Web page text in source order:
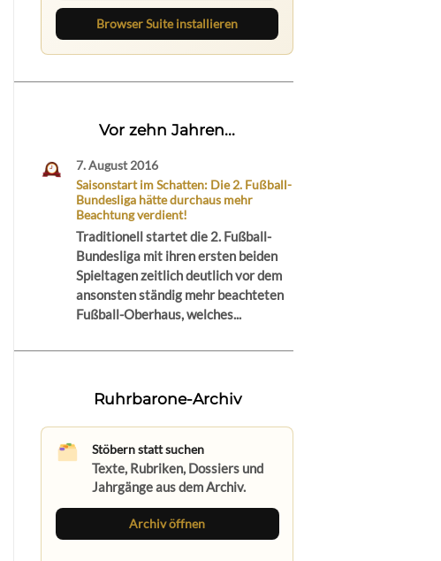
Browser Suite installieren
Vor zehn Jahren...
7. August 2016
Saisonstart im Schatten: Die 2. Fußball-
Bundesliga hätte durchaus mehr
Beachtung verdient!
Traditionell startet die 2. Fußball-
Bundesliga mit ihren ersten beiden
Spieltagen zeitlich deutlich vor dem
ansonsten ständig mehr beachteten
Fußball-Oberhaus, welches...
Ruhrbarone-Archiv
Stöbern statt suchen
Texte, Rubriken, Dossiers und
Jahrgänge aus dem Archiv.
Archiv öffnen